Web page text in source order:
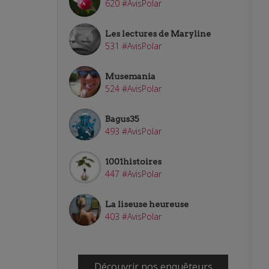
620 #AvisPolar
Les lectures de Maryline
531 #AvisPolar
Musemania
524 #AvisPolar
Bagus35
493 #AvisPolar
1001histoires
447 #AvisPolar
La liseuse heureuse
403 #AvisPolar